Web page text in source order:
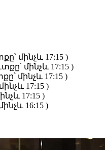
մինչև 17:15 )
մինչև 17:15 )
մինչև 17:15 )
17:15 )
17:15 )
16:15 )